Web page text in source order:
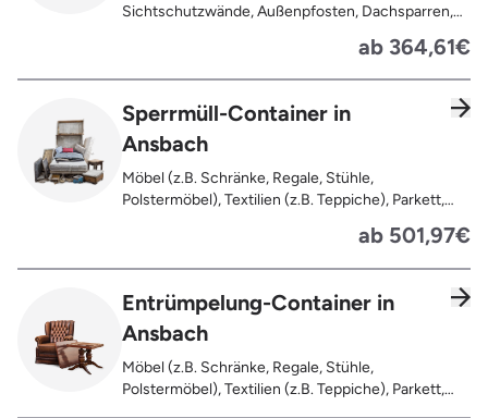
Sichtschutzwände, Außenpfosten, Dachsparren,
behandeltes Holz (=schadstoffbelastet),
Verfaultes oder verbranntes Holz, Fensterrahmen,
Bahnschwellen, Pflanzfähle, Jägerzaun
ab 364,61€
Sperrmüll-Container in
Ansbach
Möbel (z.B. Schränke, Regale, Stühle,
Polstermöbel), Textilien (z.B. Teppiche), Parkett,
Koffer, Fensterholz oder Türholz / Türen (ohne
Glas), Fahrräder, Matratzen, Spielzeug, Bücher,
Laminat
ab 501,97€
Entrümpelung-Container in
Ansbach
Möbel (z.B. Schränke, Regale, Stühle,
Polstermöbel), Textilien (z.B. Teppiche), Parkett,